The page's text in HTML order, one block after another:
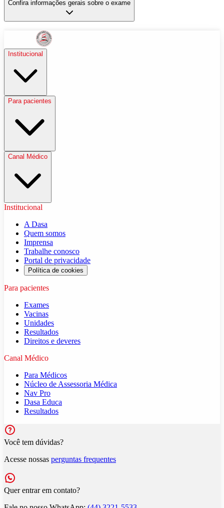
Confira informações gerais sobre o exame
Institucional
Para pacientes
Canal Médico
Institucional
A Dasa
Quem somos
Imprensa
Trabalhe conosco
Portal de privacidade
Política de cookies
Para pacientes
Exames
Vacinas
Unidades
Resultados
Direitos e deveres
Canal Médico
Para Médicos
Núcleo de Assessoria Médica
Nav Pro
Dasa Educa
Resultados
Você tem dúvidas?
Acesse nossas perguntas frequentes
Quer entrar em contato?